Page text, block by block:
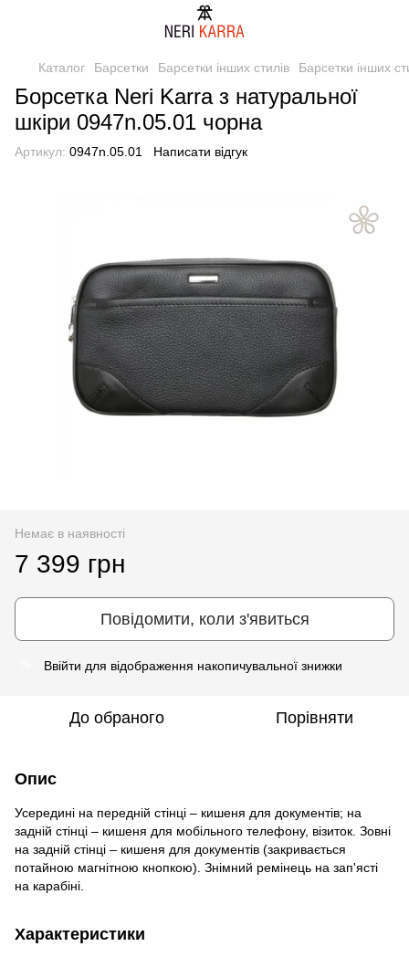
Каталог Барсетки Барсетки інших стилів Барсетки інших
Борсетка Neri Karra з натуральної
шкіри 0947n.05.01 чорна
Артикул: 0947n.05.01 Написати відгук
Немає в наявності
7 399 грн
Повідомити, коли з'явиться
Ввійти для відображення накопичувальної знижки
До обраного Порівняти
Опис
Усередині на передній стінці – кишеня для документів; на
задній стінці – кишеня для мобільного телефону, візиток. Зовні
на задній стінці – кишеня для документів (закривається
потайною магнітною кнопкою). Знімний ремінець на зап'ясті
на карабіні.
Характеристики